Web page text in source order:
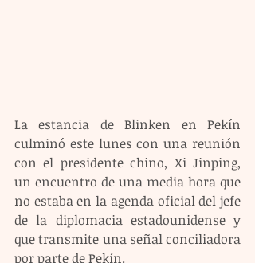
La estancia de Blinken en Pekín
culminó este lunes con una reunión
con el presidente chino, Xi Jinping,
un encuentro de una media hora que
no estaba en la agenda oficial del jefe
de la diplomacia estadounidense y
que transmite una señal conciliadora
por parte de Pekín.